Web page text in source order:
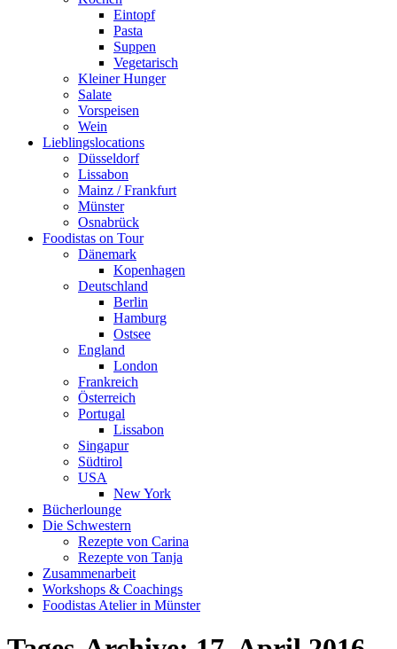
Eintopf
Pasta
Suppen
Vegetarisch
Kleiner Hunger
Salate
Vorspeisen
Wein
Lieblingslocations
Düsseldorf
Lissabon
Mainz / Frankfurt
Münster
Osnabrück
Foodistas on Tour
Dänemark
Kopenhagen
Deutschland
Berlin
Hamburg
Ostsee
England
London
Frankreich
Österreich
Portugal
Lissabon
Singapur
Südtirol
USA
New York
Bücherlounge
Die Schwestern
Rezepte von Carina
Rezepte von Tanja
Zusammenarbeit
Workshops & Coachings
Foodistas Atelier in Münster